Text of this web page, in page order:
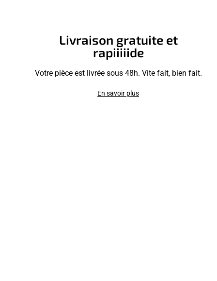
Livraison gratuite et
rapiiiiide
Votre pièce est livrée sous 48h. Vite fait, bien fait.
En savoir plus